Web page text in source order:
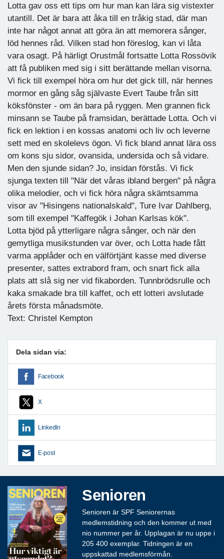
Lotta gav oss ett tips om hur man kan lära sig vistexter
utantill. Det är bara att åka till en tråkig stad, där man
inte har något annat att göra än att memorera sånger,
löd hennes råd. Vilken stad hon föreslog, kan vi låta
vara osagt. På härligt Orustmål fortsatte Lotta Rossövik
att få publiken med sig i sitt berättande mellan visorna.
Vi fick till exempel höra om hur det gick till, när hennes
mormor en gång såg självaste Evert Taube från sitt
köksfönster - om än bara på ryggen. Men grannen fick
minsann se Taube på framsidan, berättade Lotta. Och vi
fick en lektion i en kossas anatomi och liv och leverne
sett med en skolelevs ögon. Vi fick bland annat lära oss
om kons sju sidor, ovansida, undersida och så vidare.
Men den sjunde sidan? Jo, insidan förstås. Vi fick
sjunga texten till "När det våras ibland bergen" på några
olika melodier, och vi fick höra några skämtsamma
visor av "Hisingens nationalskald", Ture Ivar Dahlberg,
som till exempel "Kaffegök i Johan Karlsas kök".
Lotta bjöd på ytterligare några sånger, och när den
gemytliga musikstunden var över, och Lotta hade fått
varma applåder och en välförtjänt kasse med diverse
presenter, sattes extrabord fram, och snart fick alla
plats att slå sig ner vid fikaborden. Tunnbrödsrulle och
kaka smakade bra till kaffet, och ett lotteri avslutade
årets första månadsmöte.
Text: Christel Kempton
Dela sidan via:
Facebook
X
LinkedIn
E-post
Senioren
Senioren är SPF Seniorernas
medlemstidning och den kommer ut med
nio nummer per år. Upplagan är nu uppe i
205 400 exemplar. Tidningen är en
uppskattad medlemsförmån.